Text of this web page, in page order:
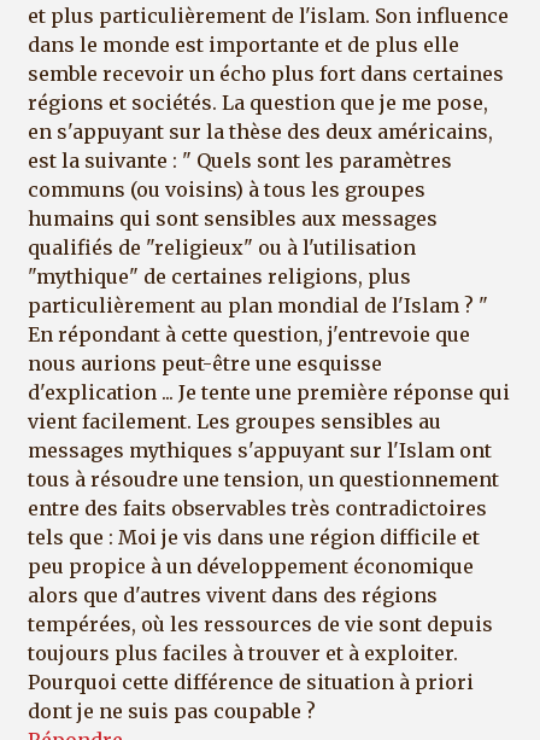
et plus particulièrement de l'islam. Son influence
dans le monde est importante et de plus elle
semble recevoir un écho plus fort dans certaines
régions et sociétés. La question que je me pose,
en s'appuyant sur la thèse des deux américains,
est la suivante : " Quels sont les paramètres
communs (ou voisins) à tous les groupes
humains qui sont sensibles aux messages
qualifiés de "religieux" ou à l'utilisation
"mythique" de certaines religions, plus
particulièrement au plan mondial de l'Islam ? "
En répondant à cette question, j'entrevoie que
nous aurions peut-être une esquisse
d'explication ... Je tente une première réponse qui
vient facilement. Les groupes sensibles au
messages mythiques s'appuyant sur l'Islam ont
tous à résoudre une tension, un questionnement
entre des faits observables très contradictoires
tels que : Moi je vis dans une région difficile et
peu propice à un développement économique
alors que d'autres vivent dans des régions
tempérées, où les ressources de vie sont depuis
toujours plus faciles à trouver et à exploiter.
Pourquoi cette différence de situation à priori
dont je ne suis pas coupable ?